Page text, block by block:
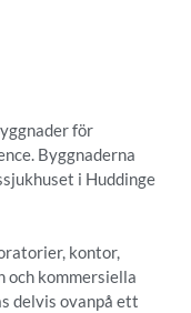
för
Byggnaderna
i Huddinge
kontor,
och kommersiella
delvis ovanpå ett